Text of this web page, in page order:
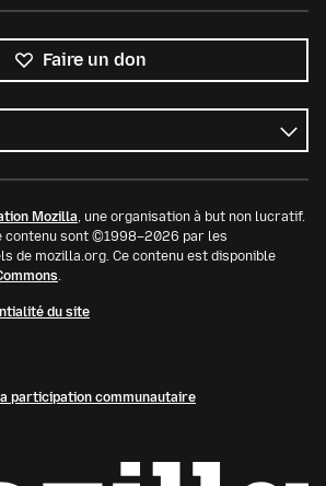
Faire un don
Mozilla, une organisation à but non lucratif.
contenu sont ©1998–2026 par les
de mozilla.org. Ce contenu est disponible
.
du site
participation communautaire